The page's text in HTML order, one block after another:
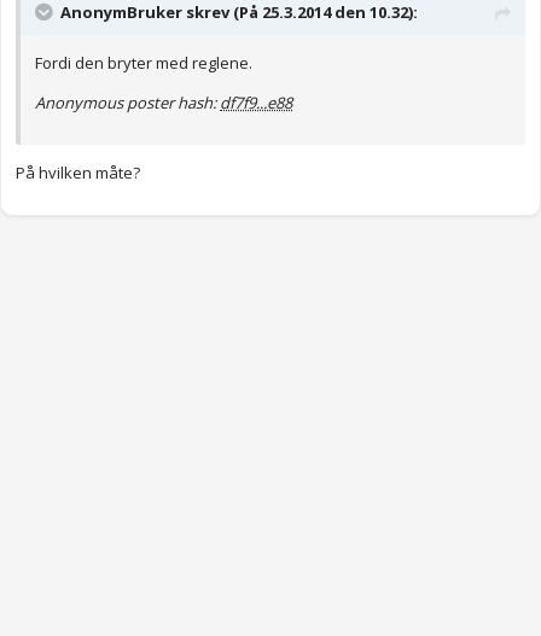
AnonymBruker skrev (På 25.3.2014 den 10.32):
Fordi den bryter med reglene.
Anonymous poster hash:df7f9...e88
På hvilken måte?